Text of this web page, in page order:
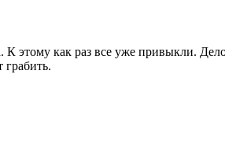
К этому как раз все уже привыкли.
грабить.